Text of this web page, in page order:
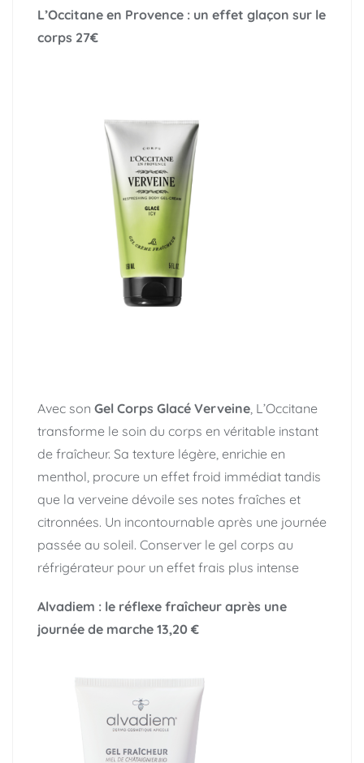
L’Occitane en Provence : un effet glaçon sur le
corps 27€
Avec son Gel Corps Glacé Verveine, L’Occitane
transforme le soin du corps en véritable instant
de fraîcheur. Sa texture légère, enrichie en
menthol, procure un effet froid immédiat tandis
que la verveine dévoile ses notes fraîches et
citronnées. Un incontournable après une journée
passée au soleil. Conserver le gel corps au
réfrigérateur pour un effet frais plus intense
Alvadiem : le réflexe fraîcheur après une
journée de marche 13,20 €